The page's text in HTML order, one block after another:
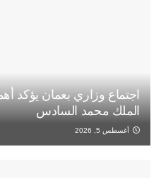
اجتماع وزاري بعمان يؤكد
الملك محمد السادس
أغسطس 5, 2026